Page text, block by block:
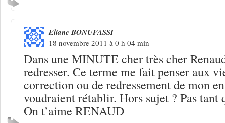
Eliane BONUFASSI
18 novembre 2011 à 0 h 04 min
Dans une MINUTE cher très cher
redresser. Ce terme me fait penser aux
correction ou de redressement de mon
voudraient rétablir. Hors sujet ? Pas tant
On t’aime RENAUD